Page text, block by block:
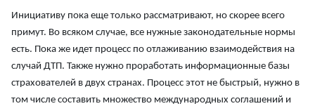
Инициативу пока еще только рассматривают, но скорее всего
примут. Во всяком случае, все нужные законодательные нормы
есть. Пока же идет процесс по отлаживанию взаимодействия на
случай ДТП. Также нужно проработать информационные базы
страхователей в двух странах. Процесс этот не быстрый, нужно в
том числе составить множество международных соглашений и